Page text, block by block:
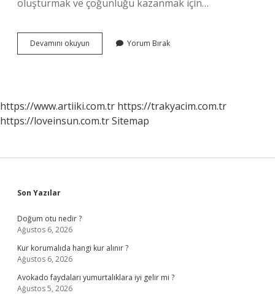
oluşturmak ve çoğunluğu kazanmak için…
Devamını okuyun Popülist
Siyaset
Yorum Bırak
https://www.artiiki.com.tr https://trakyacim.com.tr
https://loveinsun.com.trSitemap
Sidebar
Son Yazılar
Doğum otu nedir ?
Ağustos 6, 2026
Kur korumalıda hangi kur alınır ?
Ağustos 6, 2026
Avokado faydaları yumurtalıklara iyi gelir mi ?
Ağustos 5, 2026